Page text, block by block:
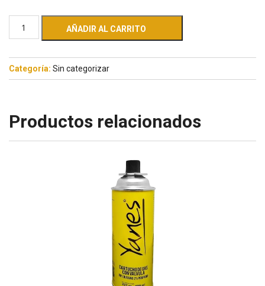
AÑADIR AL CARRITO
Categoría: Sin categorizar
Productos relacionados